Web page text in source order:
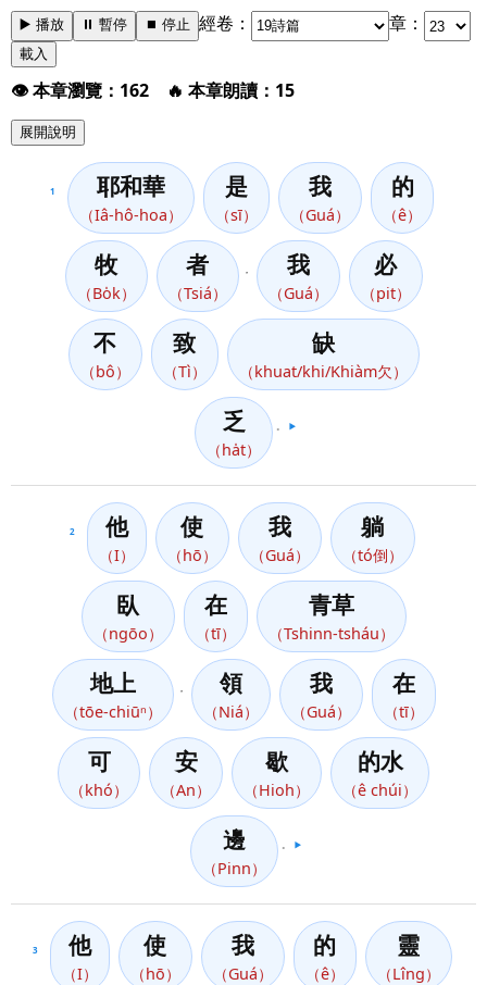
▶️ 播放 ⏸️ 暫停 ⏹️ 停止 經卷： 章：
載入
👁️ 本章瀏覽：162 🔥 本章朗讀：15
展開說明
1 耶和華
（Iâ-hô-hoa）
是
（sī）
我
（Guá）
的
（ê）
牧
（Bo̍k）
者
（Tsiá）
我
（Guá）
必
（pit）
不
（bô）
致
（Tì）
缺
（khuat/khi/Khiàm欠）
乏
（ha̍t）
▶️
2 他
（I）
使
（hō）
我
（Guá）
躺
（tó倒）
臥
（ngōo）
在
（tī）
青草
（Tshinn-tsháu）
地上
（tōe-chiūⁿ）
領
（Niá）
我
（Guá）
在
（tī）
可
（khó）
安
（An）
歇
（Hioh）
的水
（ê chúi）
邊
（Pinn）
▶️
3 他
（I）
使
（hō）
我
（Guá）
的
（ê）
靈
（Lîng）